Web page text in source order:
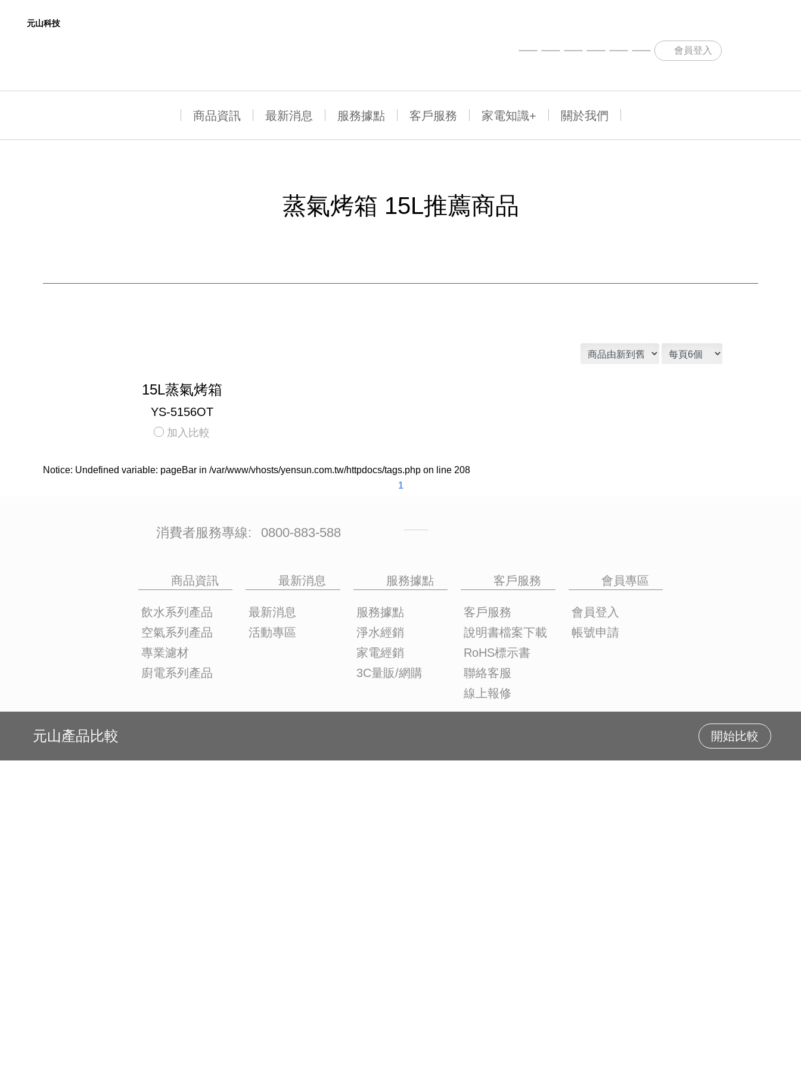
元山科技
會員登入
商品資訊 最新消息 服務據點 客戶服務 家電知識+ 關於我們
蒸氣烤箱 15L推薦商品
15L蒸氣烤箱
YS-5156OT
加入比較
Notice: Undefined variable: pageBar in /var/www/vhosts/yensun.com.tw/httpdocs/tags.php on line 208
1
消費者服務專線: 0800-883-588
商品資訊
飲水系列產品
空氣系列產品
專業濾材
廚電系列產品
最新消息
最新消息
活動專區
服務據點
服務據點
淨水經銷
家電經銷
3C量販/網購
客戶服務
客戶服務
說明書檔案下載
RoHS標示書
聯絡客服
線上報修
會員專區
會員登入
帳號申請
元山產品比較 開始比較